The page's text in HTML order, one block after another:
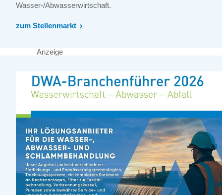
Wasser-/Abwasserwirtschaft.
zum Stellenmarkt
Anzeige